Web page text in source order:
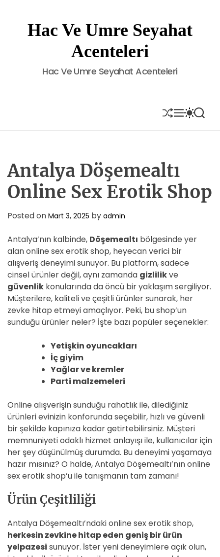
Hac Ve Umre Seyahat
Acenteleri
Hac Ve Umre Seyahat Acenteleri
S
H
U
E
M
E
N
S
W
I
O
R
E
S
E
A
Antalya Döşemealtı
Online Sex Erotik Shop
Posted on Mart 3, 2025 by admin
Antalya’nın kalbinde, Döşemealtı bölgesinde yer
alan online sex erotik shop, heyecan verici bir
alışveriş deneyimi sunuyor. Bu platform, sadece
cinsel ürünler değil, aynı zamanda gizlilikve
güvenlik konularında da öncü bir yaklaşım sergiliyor.
Müşterilere, kaliteli ve çeşitli ürünler sunarak, her
zevke hitap etmeyi amaçlıyor. Peki, bu shop’un
sunduğu ürünler neler? İşte bazı popüler seçenekler:
Yetişkin oyuncakları
İç giyim
Yağlar ve kremler
Parti malzemeleri
Online alışverişin sunduğu rahatlık ile, dilediğiniz
ürünleri evinizin konforunda seçebilir, hızlı ve güvenli
bir şekilde kapınıza kadar getirtebilirsiniz. Müşteri
memnuniyeti odaklı hizmet anlayışı ile, kullanıcılar için
her şey düşünülmüş durumda. Bu deneyimi yaşamaya
hazır mısınız? O halde, Antalya Döşemealtı’nın online
sex erotik shop’u ile tanışmanın tam zamanı!
Ürün Çeşitliliği
Antalya Döşemealtı’ndaki online sex erotik shop,
herkesin zevkine hitap eden geniş bir ürün
yelpazesi sunuyor. İster yeni deneyimlere açık olun,